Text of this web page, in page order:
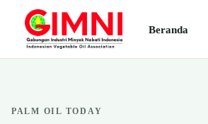
Beranda
PALM OIL TODAY